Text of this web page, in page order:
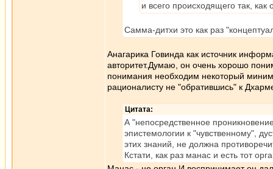
и всего происходящего так,
Самма-дитхи это как раз
Анагарика Говинда как источник
авторитет.Думаю, он очень хорошо
понимания необходим некоторый
рационалисту не "обратившись" к
Цитата:
А "непосредственное
эпистемологии к "чувственному",
этих знаний, не должна
Кстати, как раз манас и есть тот